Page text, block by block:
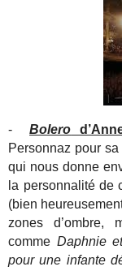
-Bolero
Personnaz pour
qui nous donne
la personnalité de
(bien
zones d’ombre,
comme Daphnie
pour une infante